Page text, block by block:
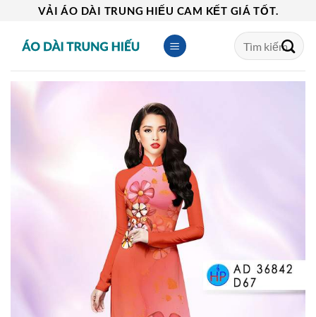
content
VẢI ÁO DÀI TRUNG HIẾU CAM KẾT GIÁ TỐT.
Tìm
kiếm: